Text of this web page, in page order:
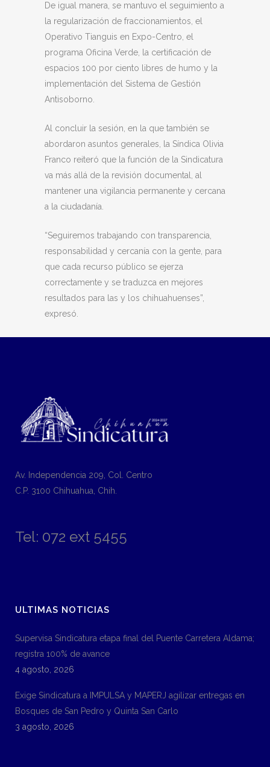
De igual manera, se mantuvo el seguimiento a
la regularización de fraccionamientos, el
Operativo Tianguis en Expo-Centro, el
programa Oficina Verde, la certificación de
espacios 100 por ciento libres de humo y la
implementación del Sistema de Gestión
Antisoborno.
Al concluir la sesión, en la que también se
abordaron asuntos generales, la Síndica Olivia
Franco reiteró que la función de la Sindicatura
va más allá de la revisión documental, al
mantener una vigilancia permanente y cercana
a la ciudadanía.
“Seguiremos trabajando con transparencia,
responsabilidad y cercanía con la gente, para
que cada recurso público se ejerza
correctamente y se traduzca en mejores
resultados para las y los chihuahuenses”,
expresó.
Av. Independencia 209, Col. Centro
C.P. 3100 Chihuahua, Chih.
Tel: 072 ext 5455
ULTIMAS NOTICIAS
Supervisa Sindicatura etapa final del Puente Carretera Aldama;
registra 100% de avance
4 agosto, 2026
Exige Sindicatura a IMPULSA y MAPERJ agilizar entregas en
Bosques de San Pedro y Quinta San Carlo
3 agosto, 2026